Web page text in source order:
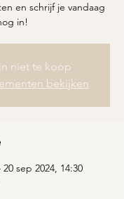
en schrijf je vandaag
in!
niet te koop
bekijken
sep 2024, 14:30